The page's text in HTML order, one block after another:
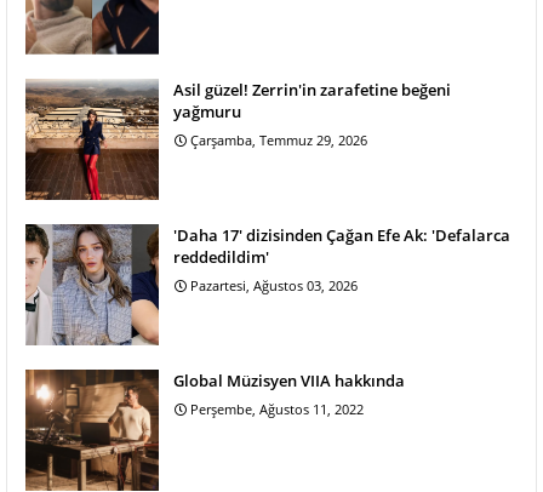
Asil güzel! Zerrin'in zarafetine beğeni
yağmuru
Çarşamba, Temmuz 29, 2026
'Daha 17' dizisinden Çağan Efe Ak: 'Defalarca
reddedildim'
Pazartesi, Ağustos 03, 2026
Global Müzisyen VIIA hakkında
Perşembe, Ağustos 11, 2022